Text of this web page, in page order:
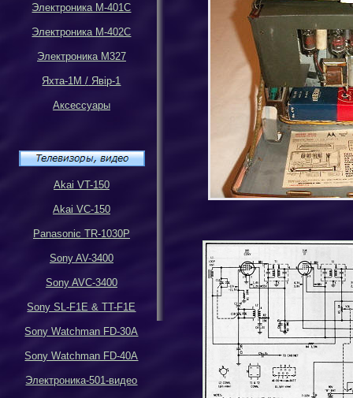
Электроника М-401С
Электроника М-402С
Электроника М327
Яхта-1М/ Явiр-1
Аксессуары
Akai VT-150
Akai VC-150
Panasonic TR-1030P
Sony AV-3400
Sony AVC-3400
Sony SL-F1E & TT-F1E
Sony Watchman FD-30A
Sony Watchman FD-40A
Электроника-501-видео